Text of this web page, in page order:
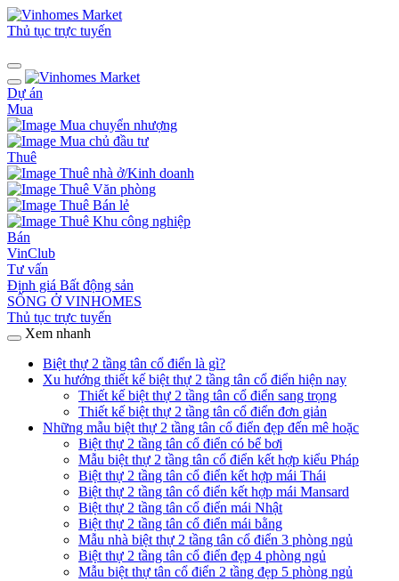
Thủ tục trực tuyến
Dự án
Mua
Mua chuyển nhượng
Mua chủ đầu tư
Thuê
Thuê nhà ở/Kinh doanh
Thuê Văn phòng
Thuê Bán lẻ
Thuê Khu công nghiệp
Bán
VinClub
Tư vấn
Định giá Bất động sản
SỐNG Ở VINHOMES
Thủ tục trực tuyến
Xem nhanh
Biệt thự 2 tầng tân cổ điển là gì?
Xu hướng thiết kế biệt thự 2 tầng tân cổ điển hiện nay
Thiết kế biệt thự 2 tầng tân cổ điển sang trọng
Thiết kế biệt thự 2 tầng tân cổ điển đơn giản
Những mẫu biệt thự 2 tầng tân cổ điển đẹp đến mê hoặc
Biệt thự 2 tầng tân cổ điển có bể bơi
Mẫu biệt thự 2 tầng tân cổ điển kết hợp kiểu Pháp
Biệt thự 2 tầng tân cổ điển kết hợp mái Thái
Biệt thự 2 tầng tân cổ điển kết hợp mái Mansard
Biệt thự 2 tầng tân cổ điển mái Nhật
Biệt thự 2 tầng tân cổ điển mái bằng
Mẫu nhà biệt thự 2 tầng tân cổ điển 3 phòng ngủ
Biệt thự 2 tầng tân cổ điển đẹp 4 phòng ngủ
Mẫu biệt thự tân cổ điển 2 tầng đẹp 5 phòng ngủ